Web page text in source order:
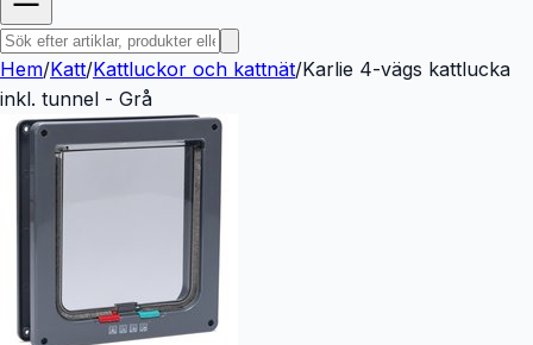
Hem/Katt/Kattluckor och kattnät/Karlie 4-vägs kattlucka
inkl. tunnel - Grå